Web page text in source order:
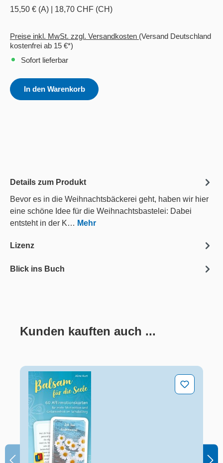
15,50 € (A) 18,70 CHF (CH)
Preise inkl. MwSt. zzgl. Versandkosten (Versand Deutschland
kostenfrei ab 15 €*)
Sofort lieferbar
In den Warenkorb
Details zum Produkt
Bevor es in die Weihnachtsbäckerei geht, haben wir hier
eine schöne Idee für die Weihnachtsbastelei: Dabei
entsteht in der K… Mehr
Lizenz
Blick ins Buch
Produktgalerie überspringen
Kunden kauften auch ...
Balsam für die Seele